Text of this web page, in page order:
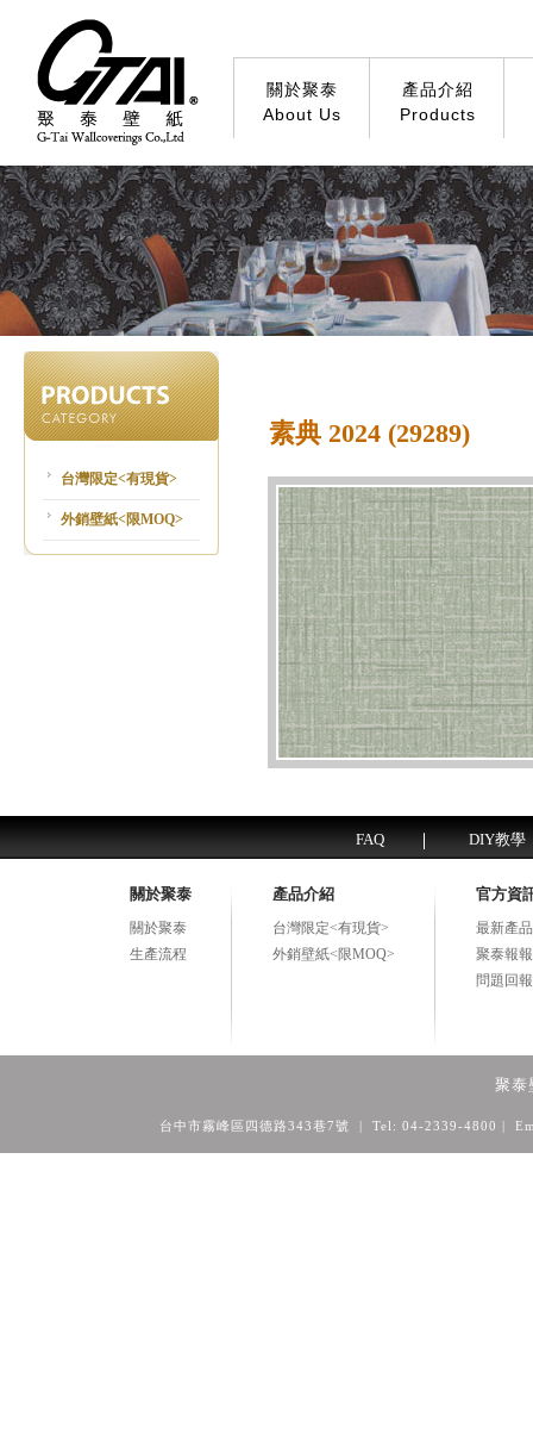
關於聚泰
About Us
產品介紹
Products
台灣限定<有現貨>
外銷壁紙<限MOQ>
素典 2024 (29289)
FAQ DIY教學
關於聚泰
關於聚泰
生產流程
產品介紹
台灣限定<有現貨>
外銷壁紙<限MOQ>
官方資
最新產
聚泰報報
問題回報
聚泰
台中市霧峰區四德路343巷7號 | Tel: 04-2339-4800 |